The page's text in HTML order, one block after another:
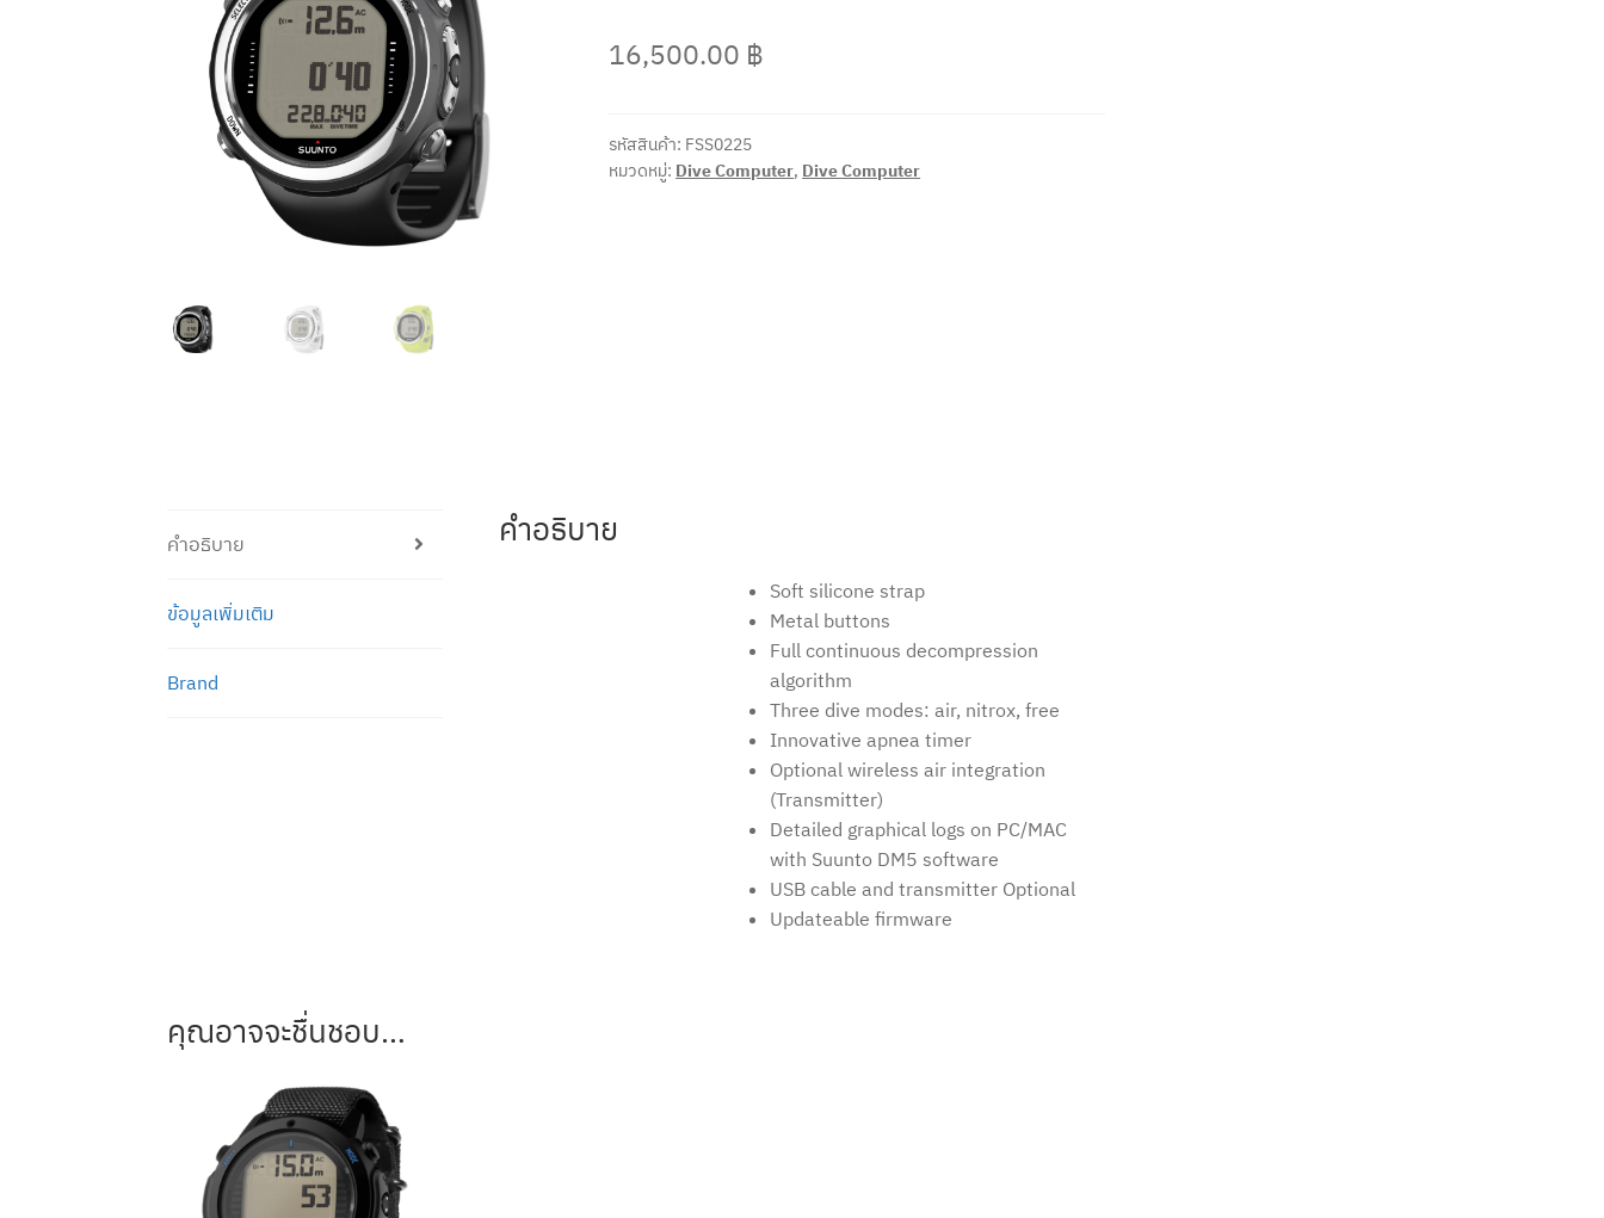
16,500.00 ฿
รหัสสินค้า: FSS0225
หมวดหมู่: Dive Computer, Dive Computer
คำอธิบาย
ข้อมูลเพิ่มเติม
Brand
คำอธิบาย
Soft silicone strap
Metal buttons
Full continuous decompression
algorithm
Three dive modes: air, nitrox, free
Innovative apnea timer
Optional wireless air integration
(Transmitter)
Detailed graphical logs on PC/MAC
with Suunto DM5 software
USB cable and transmitter Optional
Updateable firmware
คุณอาจจะชื่นชอบ…